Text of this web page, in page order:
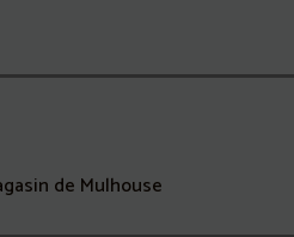
de Mulhouse